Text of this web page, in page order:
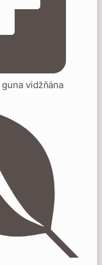
vidžňána